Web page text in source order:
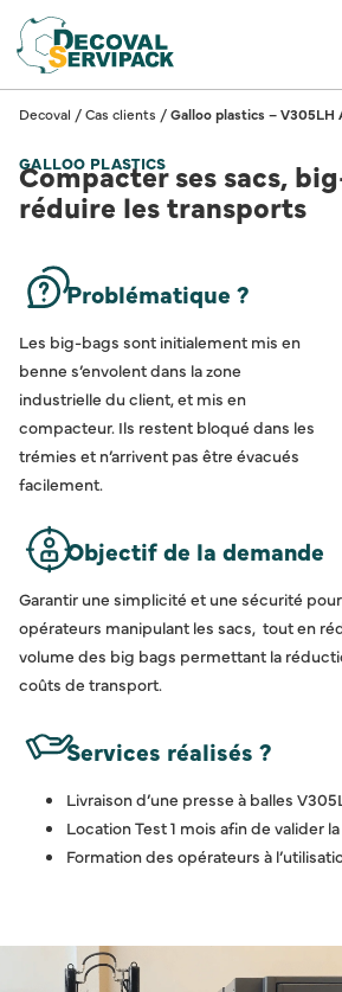
Decoval /Cas clients /Galloo plastics – V305LH
GALLOO PLASTICS
Compacter ses sacs,
réduire les transports
Problématique ?
Les big-bags sont initialement mis en
benne s’envolent dans la zone
industrielle du client, et mis en
compacteur. Ils restent bloqué dans les
trémies et n’arrivent pas être évacués
facilement.
Objectif de la demande
Garantir une simplicité et une sécurité
opérateurs manipulant les sacs, tout en
volume des big bags permettant la
coûts de transport.
Services réalisés ?
Livraison d’une presse à balles
Location Test 1 mois afin de valider
Formation des opérateurs à